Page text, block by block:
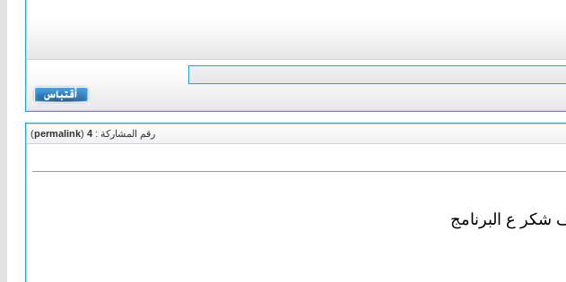
رقم المشاركة : 4
(
permalink
)
شكر ع البرنامج